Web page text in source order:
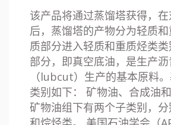
该产品将通过蒸馏塔获得，
后，蒸馏塔的产物分为轻质
质部分进入轻质和重质烃类
部分，即真空底油，是生产
（lubcut）生产的基本原料
类别如下： 矿物油、合成油
矿物油组下有两个子类别，